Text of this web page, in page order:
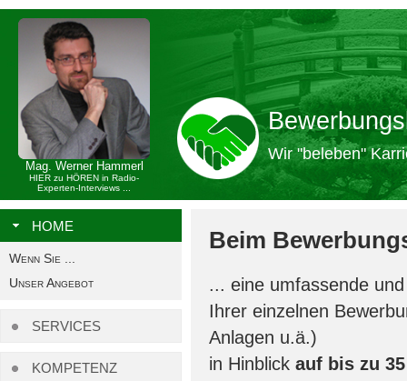
Mag. Werner Hammerl
HIER zu HÖREN in Radio-
Experten-Interviews ...
Wir "beleben"
HOME
Wenn Sie ...
Unser Angebot
SERVICES
KOMPETENZ
Beim
... eine umfassende
Ihrer einzelnen
Anlagen u.ä.)
in Hinblick auf bis zu 35